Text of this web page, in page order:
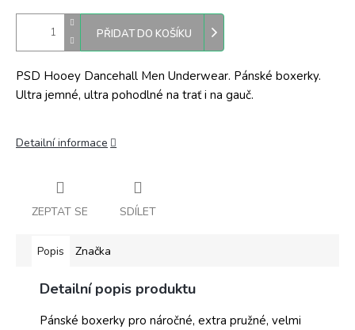
PŘIDAT DO KOŠÍKU
PSD Hooey Dancehall Men Underwear. Pánské boxerky.
Ultra jemné, ultra pohodlné na trať i na gauč.
Detailní informace
ZEPTAT SE SDÍLET
Popis Značka
Detailní popis produktu
Pánské boxerky pro náročné, extra pružné, velmi